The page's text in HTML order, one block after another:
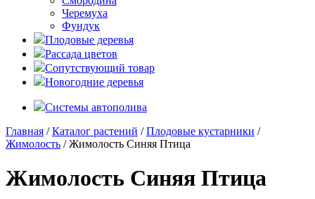
Черемуха
Фундук
Плодовые деревья
Рассада цветов
Сопутствующий товар
Новогодние деревья
Системы автополива
Главная /Каталог растений /Плодовые кустарники /
Жимолость / Жимолость Синяя Птица
Жимолость Синяя Птица